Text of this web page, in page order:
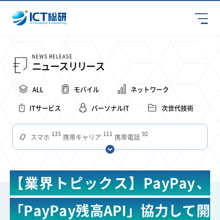
NEWS RELEASE
ニュースリリース
ALL モバイル
ネットワーク
ITサービス
パーソナルIT 次世代技術
スマホ 135 携帯キャリア 111 携帯電話 92
スマートデバイス 68 通信速度 65 ビジネス 63 4Ｇ 59
アプリ 51 つながりやすさ 51 電波状況 49 ドコモ 48
タブレット 38 インターネット 36 ビジネスシーン 31
混雑環境 31 MVNO 28 SIM 27 電波 27 全国 24 楽天モバイル 22
【業界トピックス】PayPay、
「PayPay残高API」協力して開